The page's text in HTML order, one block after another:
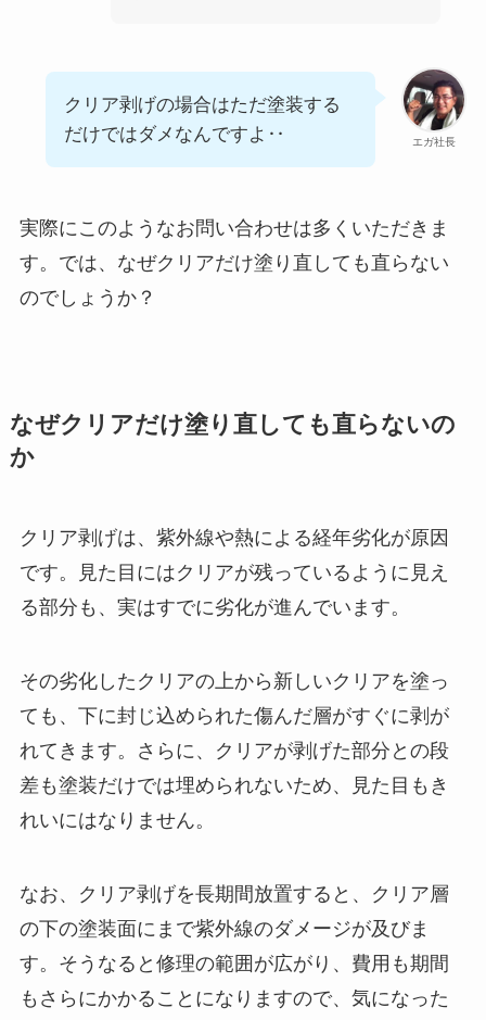
エガ社長
クリア剥げの場合はただ塗装する
だけではダメなんですよ‥
実際にこのようなお問い合わせは多くいただきま
す。では、なぜクリアだけ塗り直しても直らない
のでしょうか？
なぜクリアだけ塗り直しても直らないの
か
クリア剥げは、紫外線や熱による経年劣化が原因
です。見た目にはクリアが残っているように見え
る部分も、実はすでに劣化が進んでいます。
その劣化したクリアの上から新しいクリアを塗っ
ても、下に封じ込められた傷んだ層がすぐに剥が
れてきます。さらに、クリアが剥げた部分との段
差も塗装だけでは埋められないため、見た目もき
れいにはなりません。
なお、クリア剥げを長期間放置すると、クリア層
の下の塗装面にまで紫外線のダメージが及びま
す。そうなると修理の範囲が広がり、費用も期間
もさらにかかることになりますので、気になった